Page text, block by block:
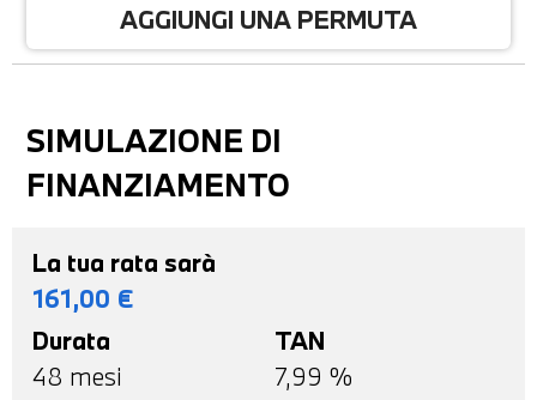
AGGIUNGI UNA PERMUTA
SIMULAZIONE DI
FINANZIAMENTO
La tua rata sarà
161,00 €
Durata
48 mesi
TAN
7,99 %